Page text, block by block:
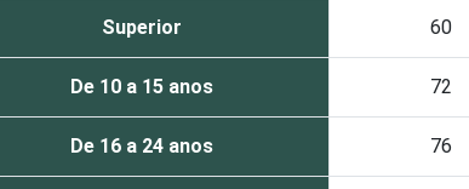
Superior 60
De 10 a 15 anos 72
De 16 a 24 anos 76